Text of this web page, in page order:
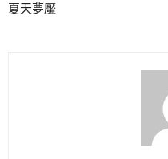
夏天夢魘